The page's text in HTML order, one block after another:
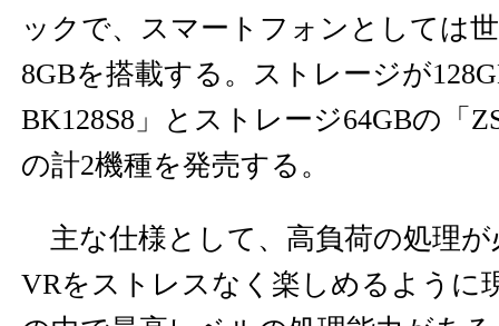
ックで、スマートフォンとしては
8GBを搭載する。ストレージが
BK128S8」とストレージ64GBの「
の計2機種を発売する。
主な仕様として、高負荷の処理が
VRをストレスなく楽しめるように